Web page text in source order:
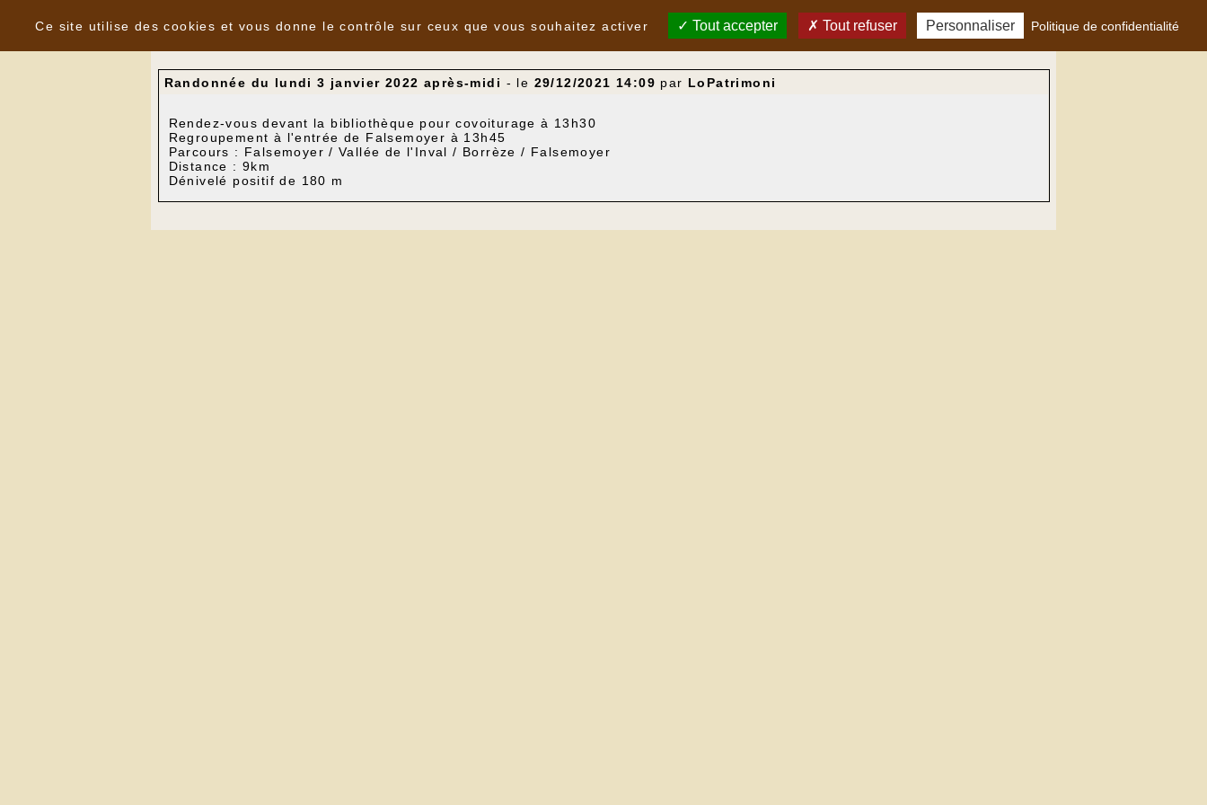
Nouvelles
Randonnée du lundi 3 janvier 2022 après-midi - le 29/12/2021 14:09 par LoPatrimoni
Rendez-vous devant la bibliothèque pour covoiturage à 13h30
Regroupement à l'entrée de Falsemoyer à 13h45
Parcours : Falsemoyer / Vallée de l'Inval / Borrèze / Falsemoyer
Distance : 9km
Dénivelé positif de 180 m
Ce site utilise des cookies et vous donne le contrôle sur ceux que vous souhaitez activer
Tout accepter Tout refuser Personnaliser Politique de confidentialité